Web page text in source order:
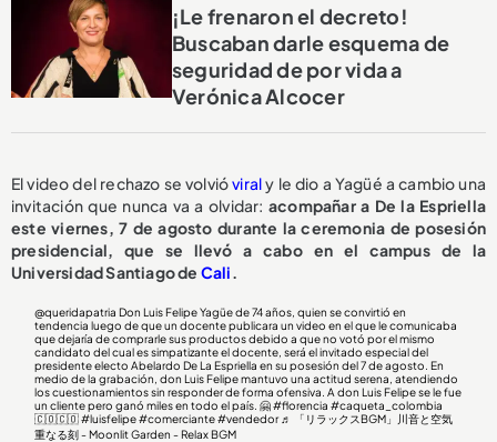
¡Le frenaron el decreto!
Buscaban darle esquema de
seguridad de por vida a
Verónica Alcocer
El video del rechazo se volvióviraly le dio a Yagüé a cambio una
invitación que nunca va a olvidar: acompañar a De la Espriella
este viernes, 7 de agosto durante la ceremonia de posesión
presidencial, que se llevó a cabo en el campus de la
Universidad Santiago de Cali.
@queridapatria Don Luis Felipe Yagüe de 74 años, quien se convirtió en
tendencia luego de que un docente publicara un video en el que le comunicaba
que dejaría de comprarle sus productos debido a que no votó por el mismo
candidato del cual es simpatizante el docente, será el invitado especial del
presidente electo Abelardo De La Espriella en su posesión del 7 de agosto. En
medio de la grabación, don Luis Felipe mantuvo una actitud serena, atendiendo
los cuestionamientos sin responder de forma ofensiva. A don Luis Felipe se le fue
un cliente pero ganó miles en todo el país. 🤗#florencia #caqueta_colombia
🇨🇴🇨🇴 #luisfelipe #comerciante #vendedor ♬ 「リラックスBGM」川音と空気
重なる刻 - Moonlit Garden - Relax BGM